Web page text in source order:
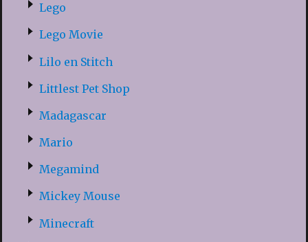
Lego
Lego Movie
Lilo en Stitch
Littlest Pet Shop
Madagascar
Mario
Megamind
Mickey Mouse
Minecraft